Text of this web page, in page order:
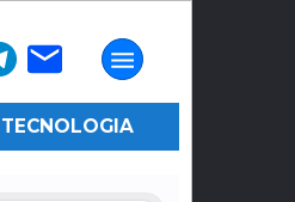
TECNOLOGIA